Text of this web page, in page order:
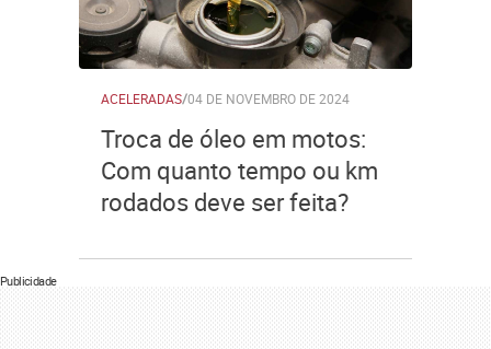
ACELERADAS/04 DE NOVEMBRO DE 2024
Troca de óleo em motos:
Com quanto tempo ou km
rodados deve ser feita?
Publicidade